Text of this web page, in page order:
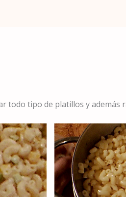
todo tipo de platillos y además